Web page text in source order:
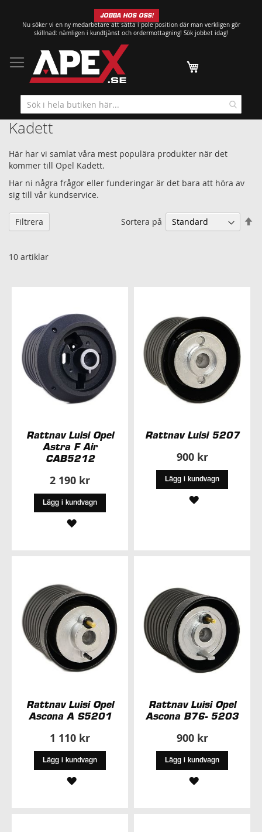
till
innehållet
JOBBA HOS OSS!
Nu söker vi en ny medarbetare att sätta i pole position där man verkligen gör
skillnad: nämligen i kundtjänst och ordermottagning! Sök jobbet idag!
Min kundvagn
Kadett
Här har vi samlat våra mest populära produkter när det
kommer till Opel Kadett.
Har ni några frågor eller funderingar är det bara att höra av
sig till vår kundservice.
10 artiklar
Sortera på
Rattnav Luisi Opel
Astra F Air
CAB5212
2 190 kr
Lägg i kundvagn
LÄGG
Rattnav Luisi 5207
900 kr
Lägg i kundvagn
LÄGG
Rattnav Luisi Opel
Ascona A S5201
1 110 kr
Lägg i kundvagn
LÄGG
Rattnav Luisi Opel
Ascona B76- 5203
900 kr
Lägg i kundvagn
LÄGG
Filtrera